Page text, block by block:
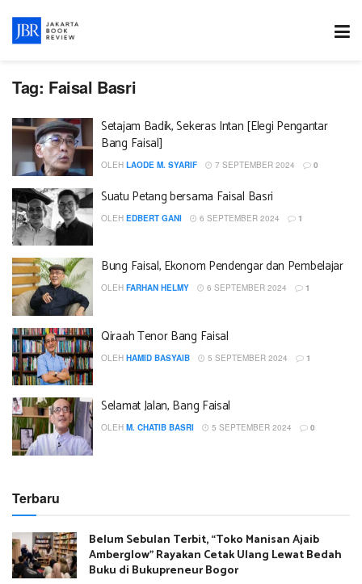
Tag: Faisal Basri
Setajam Badik, Sekeras Intan [Elegi Pengantar
Bang Faisal]
OLEH LAODE M. SYARIF 7 SEPTEMBER 2024 0
Suatu Petang bersama Faisal Basri
OLEH EDBERT GANI 6 SEPTEMBER 2024 1
Bung Faisal, Ekonom Pendengar dan Pembelajar
OLEH FARHAN HELMY 6 SEPTEMBER 2024 1
Qiraah Tenor Bang Faisal
OLEH HAMID BASYAIB 5 SEPTEMBER 2024 1
Selamat Jalan, Bang Faisal
OLEH M. CHATIB BASRI 5 SEPTEMBER 2024 0
Terbaru
Belum Sebulan Terbit, “Toko Manisan Ajaib
Amberglow” Rayakan Cetak Ulang Lewat Bedah
Buku di Bukupreneur Bogor